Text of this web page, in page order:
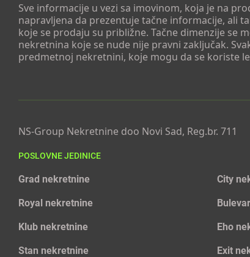
Sve informacije u vezi sa imovinom, koja je na
napravljena da prezentuje tačne informacije, ali
koje se prodaju su približne. Tačne dimenzije se
nekretnina koje se nude nije pravni zaključak.
predmetnoj nekretnini, koje mogu da se koriste
NS-Group Nekretnine doo Novi Sad, Reg.br. 711
POSLOVNE JEDINICE
Grad nekretnine City
Royal nekretnine
Klub nekretnine Eho
Stan nekretnine Exit